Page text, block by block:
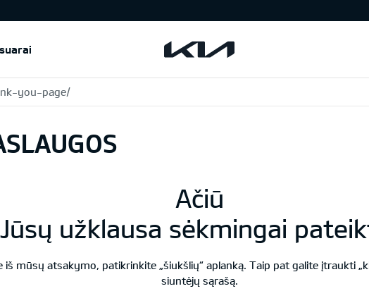
you-page/
Ačiū
Jūsų užklausa sėkmingai
iš mūsų atsakymo, patikrinkite „šiukšlių“ aplanką. Taip pat galite įtraukti
siuntėjų sąrašą.